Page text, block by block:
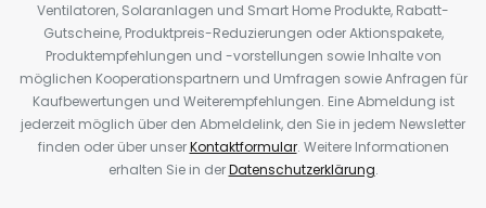
Ventilatoren, Solaranlagen und Smart Home Produkte, Rabatt-
Gutscheine, Produktpreis-Reduzierungen oder Aktionspakete,
Produktempfehlungen und -vorstellungen sowie Inhalte von
möglichen Kooperationspartnern und Umfragen sowie Anfragen für
Kaufbewertungen und Weiterempfehlungen. Eine Abmeldung ist
jederzeit möglich über den Abmeldelink, den Sie in jedem Newsletter
finden oder über unserKontaktformular. Weitere Informationen
erhalten Sie in derDatenschutzerklärung.